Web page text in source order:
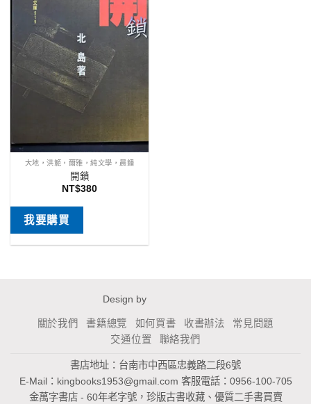
大地，洪範，爾雅，純文學，晨鍾
開鎖
NT$380
我要購買
Design by
關於我們 書籍總覽 如何買書 收書辦法
常見問題
交通位置
聯絡我們
書店地址：台南市中西區忠義路二段6號
E-Mail： kingbooks1953@gmail.com 客服電話：0956-100-705
金萬字書店 - 60年老字號，珍版古書收藏、優質二手書買賣